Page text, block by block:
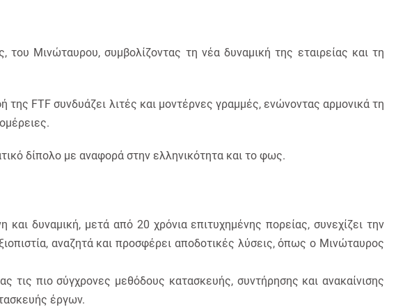
Μινώταυρου, συμβολίζοντας τη νέα δυναμική της εταιρείας και τη
FTF συνδυάζει λιτές και μοντέρνες γραμμές, ενώνοντας αρμονικά τη
δίπολο με αναφορά στην ελληνικότητα και το φως.
δυναμική, μετά από 20 χρόνια επιτυχημένης πορείας, συνεχίζει την
αναζητά και προσφέρει αποδοτικές λύσεις, όπως ο Μινώταυρος
τις πιο σύγχρονες μεθόδους κατασκευής, συντήρησης και ανακαίνισης
έργων.